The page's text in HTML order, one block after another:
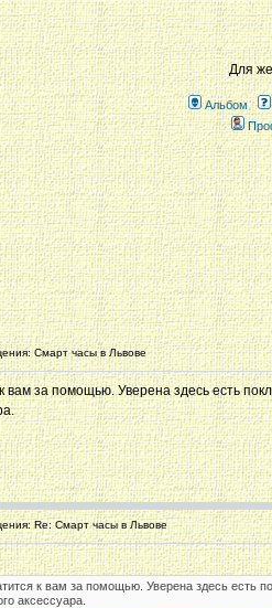
Для
Альбом
Cмарт часы в Львове
вам за помощью. Уверена здесь есть
Re: Cмарт часы в Львове
к вам за помощью. Уверена здесь есть
аксессуара.